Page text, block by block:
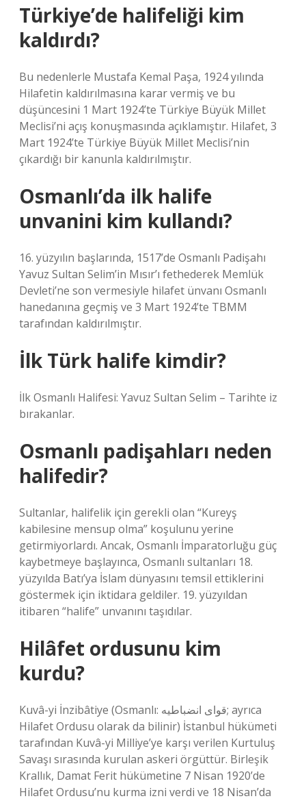
Türkiye’de halifeliği kim
kaldırdı?
Bu nedenlerle Mustafa Kemal Paşa, 1924 yılında
Hilafetin kaldırılmasına karar vermiş ve bu
düşüncesini 1 Mart 1924’te Türkiye Büyük Millet
Meclisi’ni açış konuşmasında açıklamıştır. Hilafet, 3
Mart 1924’te Türkiye Büyük Millet Meclisi’nin
çıkardığı bir kanunla kaldırılmıştır.
Osmanlı’da ilk halife
unvanini kim kullandı?
16. yüzyılın başlarında, 1517’de Osmanlı Padişahı
Yavuz Sultan Selim’in Mısır’ı fethederek Memlük
Devleti’ne son vermesiyle hilafet ünvanı Osmanlı
hanedanına geçmiş ve 3 Mart 1924’te TBMM
tarafından kaldırılmıştır.
İlk Türk halife kimdir?
İlk Osmanlı Halifesi: Yavuz Sultan Selim – Tarihte iz
bırakanlar.
Osmanlı padişahları neden
halifedir?
Sultanlar, halifelik için gerekli olan “Kureyş
kabilesine mensup olma” koşulunu yerine
getirmiyorlardı. Ancak, Osmanlı İmparatorluğu güç
kaybetmeye başlayınca, Osmanlı sultanları 18.
yüzyılda Batı’ya İslam dünyasını temsil ettiklerini
göstermek için iktidara geldiler. 19. yüzyıldan
itibaren “halife” unvanını taşıdılar.
Hilâfet ordusunu kim
kurdu?
Kuvâ-yi İnzibâtiye (Osmanlı: قوای انضباطیه; ayrıca
Hilafet Ordusu olarak da bilinir) İstanbul hükümeti
tarafından Kuvâ-yi Milliye’ye karşı verilen Kurtuluş
Savaşı sırasında kurulan askeri örgüttür. Birleşik
Krallık, Damat Ferit hükümetine 7 Nisan 1920’de
Hilafet Ordusu’nu kurma izni verdi ve 18 Nisan’da